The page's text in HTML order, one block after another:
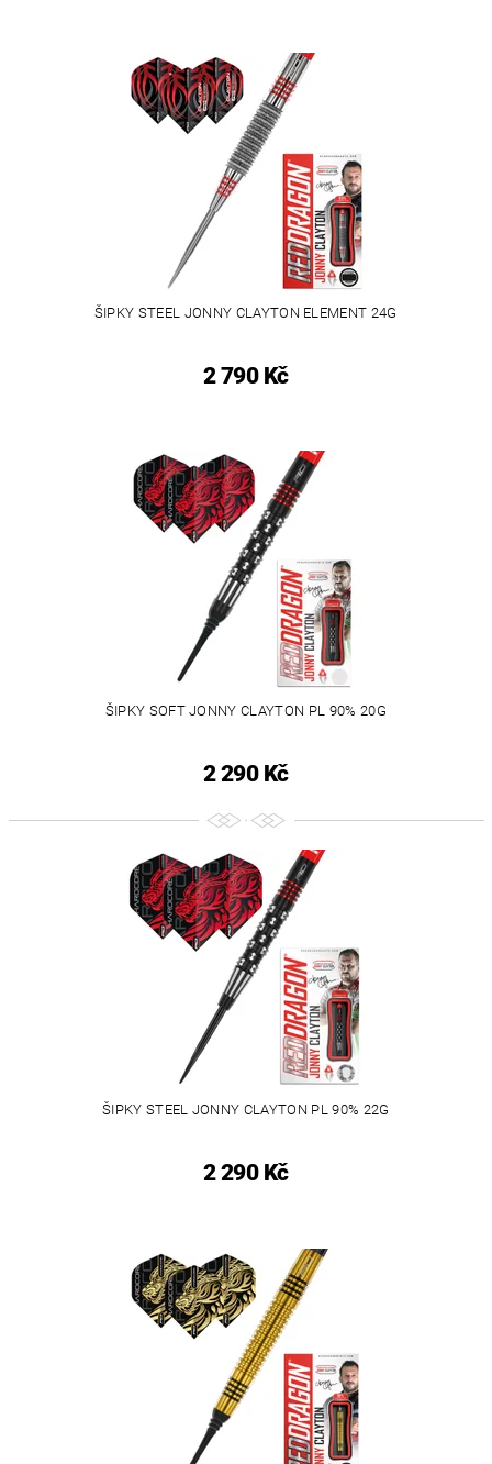
ŠIPKY STEEL JONNY CLAYTON ELEMENT 24G
2 790 Kč
ŠIPKY SOFT JONNY CLAYTON PL 90% 20G
2 290 Kč
ŠIPKY STEEL JONNY CLAYTON PL 90% 22G
2 290 Kč